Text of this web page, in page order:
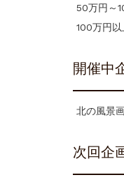
50万円～
100万円以
開催中
北の風景
次回企